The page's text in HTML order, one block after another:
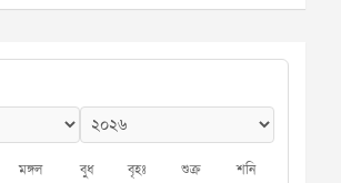
মঙ্গল বুধ বৃহঃ শুক্র শনি